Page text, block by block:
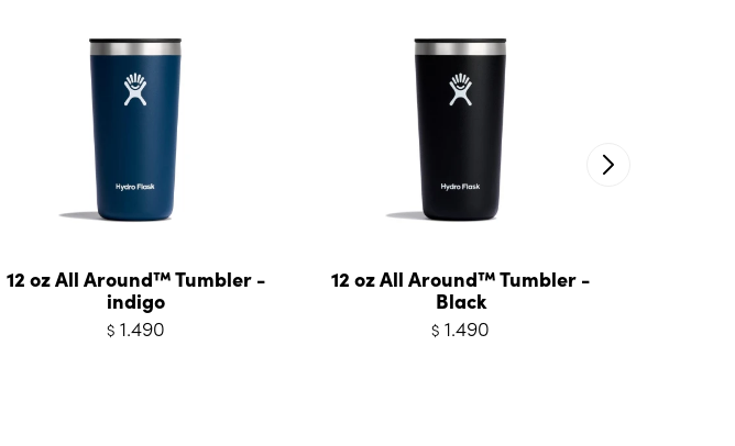
12 oz All Around™ Tumbler -
indigo
$ 1.490
12 oz All Around™ Tumbler -
Black
$ 1.490